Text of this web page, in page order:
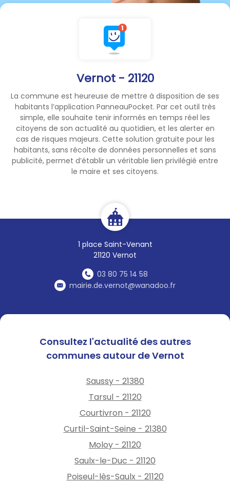
Vernot - 21120
La commune est heureuse de mettre à disposition de ses
habitants l’application PanneauPocket. Par cet outil très
simple, elle souhaite tenir informés en temps réel les
citoyens de son actualité au quotidien, et les alerter en
cas de risques majeurs. Cette solution gratuite pour les
habitants, sans récolte de données personnelles et sans
publicité, permet d’établir un véritable lien privilégié entre
le maire et ses citoyens.
1 place Saint-Venant
21120 Vernot
03 80 75 14 58
mairie.de.vernot@wanadoo.fr
Consultez l'actualité des autres
communes autour de Vernot
Saussy - 21380
Tarsul - 21120
Courtivron - 21120
Curtil-Saint-Seine - 21380
Moloy - 21120
Saulx-le-Duc - 21120
Poiseul-lès-Saulx - 21120